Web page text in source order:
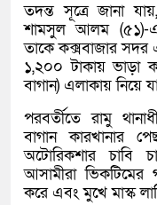
তদন্ত সূত্রে জানা
শামসুল আলম (৫১)-
তাকে কক্সবাজার সদর
১,২০০ টাকায় ভাড়া
বাগান) এলাকায় নিয়ে
পরবর্তীতে রামু
বাগান কারখানার
অটোরিকশার চাবি
আসামীরা ভিকটিমের
করে এবং মুখে মাস্ক